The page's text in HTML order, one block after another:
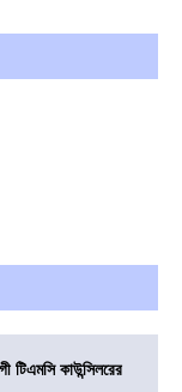
টিএমসি কাউন্সিলরের